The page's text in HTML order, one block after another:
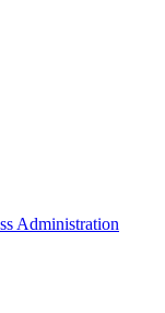
Administration